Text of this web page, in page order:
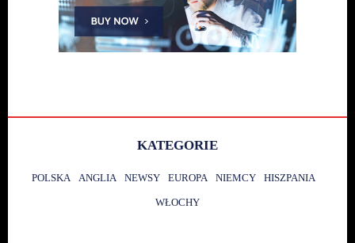
KATEGORIE
POLSKA ANGLIA NEWSY EUROPA NIEMCY HISZPANIA
WŁOCHY